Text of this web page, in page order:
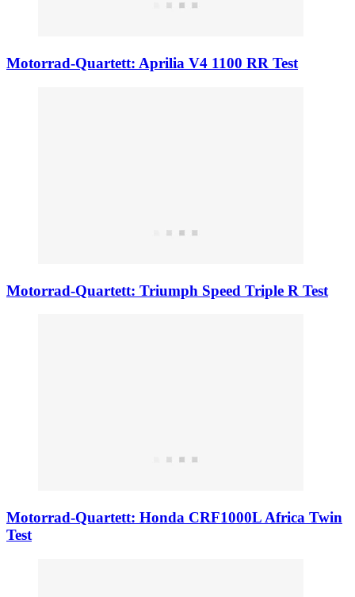
Motorrad-Quartett: Aprilia V4 1100 RR Test
Motorrad-Quartett: Triumph Speed Triple R Test
Motorrad-Quartett: Honda CRF1000L Africa Twin
Test